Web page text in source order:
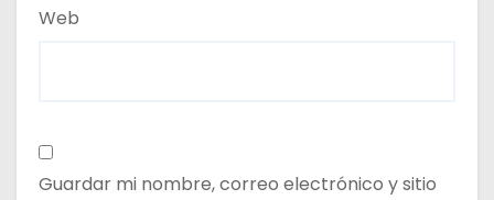
Web
Guardar mi nombre, correo electrónico y sitio